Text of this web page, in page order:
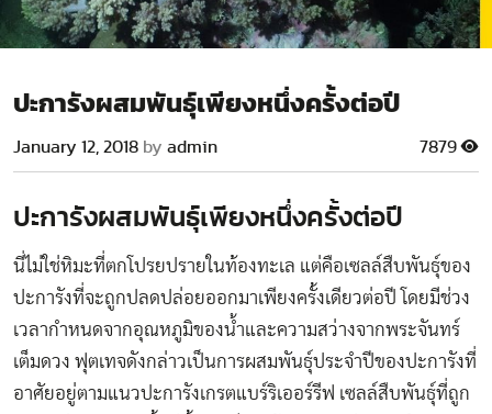
ปะการังผสมพันธุ์เพียงหนึ่งครั้งต่อปี
January 12, 2018 by admin 7879
ปะการังผสมพันธุ์เพียงหนึ่งครั้งต่อปี
นี่ไม่ใช่หิมะที่ตกโปรยปรายในท้องทะเล แต่คือเซลล์สืบพันธุ์ของ
ปะการังที่จะถูกปลดปล่อยออกมาเพียงครั้งเดียวต่อปี โดยมีช่วง
เวลากำหนดจากอุณหภูมิของน้ำและความสว่างจากพระจันทร์
เต็มดวง ฟุตเทจดังกล่าวเป็นการผสมพันธุ์ประจำปีของปะการังที่
อาศัยอยู่ตามแนวปะการังเกรตแบร์ริเออร์รีฟ เซลล์สืบพันธุ์ที่ถูก